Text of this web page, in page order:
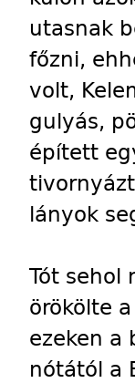
utasnak
főzni,
volt,
gulyás,
épített
lányok
Tót sehol
örökölte
ezeken a
nótától a